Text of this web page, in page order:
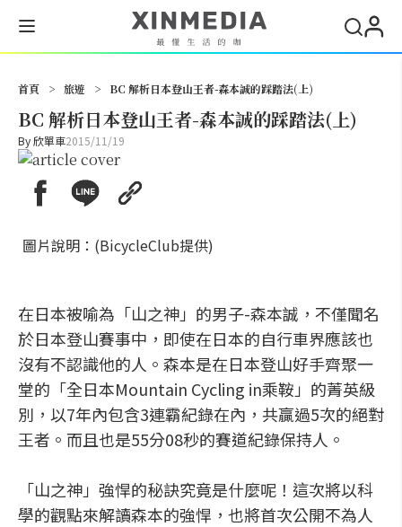
首頁 > 旅遊 > BC 解析日本登山王者-森本誠的踩踏法(上)
BC 解析日本登山王者-森本誠的踩踏法(上)
By欣單車2015/11/19
圖片說明：(BicycleClub提供)
在日本被喻為「山之神」的男子-森本誠，不僅聞名
於日本登山賽事中，即使在日本的自行車界應該也
沒有不認識他的人。森本是在日本登山好手齊聚一
堂的「全日本Mountain Cycling in乘鞍」的菁英級
別，以7年內包含3連霸紀錄在內，共贏過5次的絕對
王者。而且也是55分08秒的賽道紀錄保持人。
「山之神」強悍的秘訣究竟是什麼呢！這次將以科
學的觀點來解讀森本的強悍，也將首次公開不為人